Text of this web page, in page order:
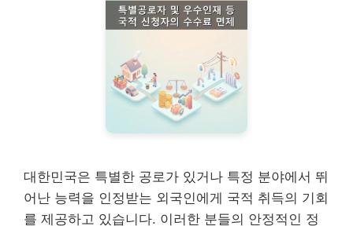
대한민국은 특별한 공로가 있거나 특정 분야에서 뛰
어난 능력을 인정받는 외국인에게 국적 취득의 기회
를 제공하고 있습니다. 이러한 분들의 안정적인 정